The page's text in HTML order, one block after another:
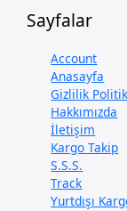
Sayfalar
Account
Anasayfa
Gizlilik
Hakkımızda
İletişim
Kargo Takip
S.S.S.
Track
Yurtdışı